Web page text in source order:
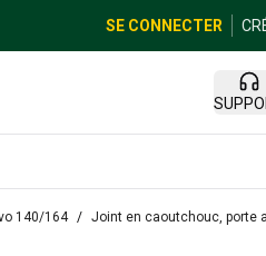
SE CONNECTER
140/164 Joint en caoutchouc, porte